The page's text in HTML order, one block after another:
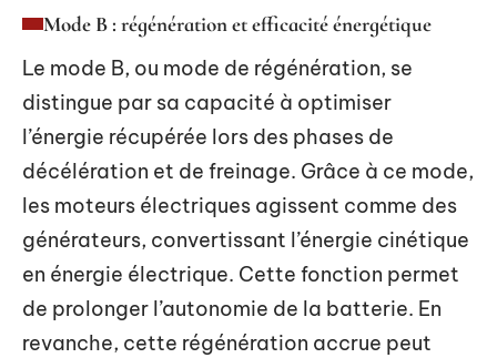
Mode B : régénération et efficacité énergétique
Le mode B, ou mode de régénération, se
distingue par sa capacité à optimiser
l’énergie récupérée lors des phases de
décélération et de freinage. Grâce à ce mode,
les moteurs électriques agissent comme des
générateurs, convertissant l’énergie cinétique
en énergie électrique. Cette fonction permet
de prolonger l’autonomie de la batterie. En
revanche, cette régénération accrue peut